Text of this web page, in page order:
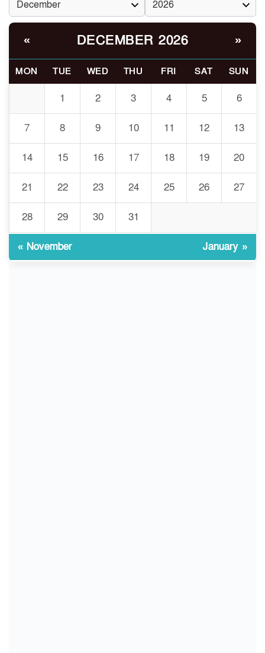
ভোরে ঝিনাইদহ সীমান্তে জটলা
দেখে বিএসএফের রাবার বুলেট,
চুয়াডাঙ্গা/ প্রথম স্ত্রীকে নিয়ে
মালয়েশিয়ায়, দ্বিতীয় স্ত্রী
বাড়ি
৮
শিক্ষকদের বদলি কার্যক্রম চালু
৯
বিশ্ববিদ্যালয় কি প্রস্তুত?
« DECEMBER 2026 »
MON TUE WED THU FRI SAT SUN
1 2 3 4 5 6
7 8 9 10 11 12 13
14 15 16 17 18 19 20
21 22 23 24 25 26 27
28 29 30 31
« November January »